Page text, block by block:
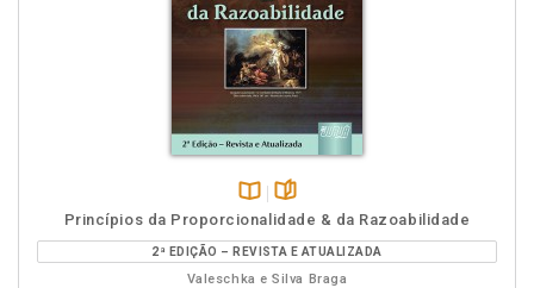
Disponível
na
B.V.
páginas
Princípios da Proporcionalidade & da Razoabilidade
2ª EDIÇÃO – REVISTA E ATUALIZADA
Valeschka e Silva Braga